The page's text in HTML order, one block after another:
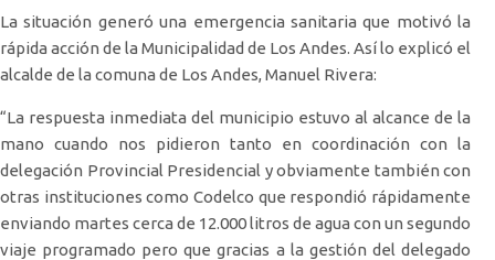
La situación generó una emergencia sanitaria que motivó la
rápida acción de la Municipalidad de Los Andes. Así lo explicó el
alcalde de la comuna de Los Andes, Manuel Rivera:
“La respuesta inmediata del municipio estuvo al alcance de la
mano cuando nos pidieron tanto en coordinación con la
delegación Provincial Presidencial y obviamente también con
otras instituciones como Codelco que respondió rápidamente
enviando martes cerca de 12.000 litros de agua con un segundo
viaje programado pero que gracias a la gestión del delegado